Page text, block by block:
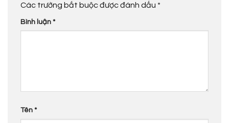
Các trường bắt buộc được đánh dấu *
Bình luận *
Tên *